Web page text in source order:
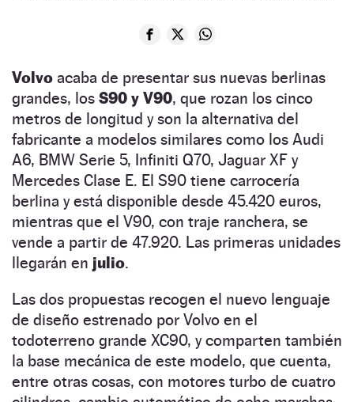
Volvo acaba de presentar sus nuevas berlinas
grandes, los S90 y V90, que rozan los cinco
metros de longitud y son la alternativa del
fabricante a modelos similares como los Audi
A6, BMW Serie 5, Infiniti Q70, Jaguar XF y
Mercedes Clase E. El S90 tiene carrocería
berlina y está disponible desde 45.420 euros,
mientras que el V90, con traje ranchera, se
vende a partir de 47.920. Las primeras unidades
llegarán en julio.
Las dos propuestas recogen el nuevo lenguaje
de diseño estrenado por Volvo en el
todoterreno grande XC90, y comparten también
la base mecánica de este modelo, que cuenta,
entre otras cosas, con motores turbo de cuatro